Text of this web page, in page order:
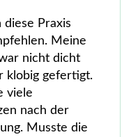
diese Praxis
Meine
nicht dicht
klobig gefertigt.
viele
nach der
Musste die